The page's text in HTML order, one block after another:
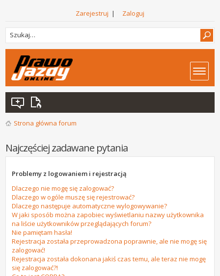
Zarejestruj | Zaloguj
Strona główna forum
Najczęściej zadawane pytania
Problemy z logowaniem i rejestracją
Dlaczego nie mogę się zalogować?
Dlaczego w ogóle muszę się rejestrować?
Dlaczego następuje automatyczne wylogowywanie?
W jaki sposób można zapobiec wyświetlaniu nazwy użytkownika
na liście użytkowników przeglądających forum?
Nie pamiętam hasła!
Rejestracja została przeprowadzona poprawnie, ale nie mogę się
zalogować!
Rejestracja została dokonana jakiś czas temu, ale teraz nie mogę
się zalogować?!